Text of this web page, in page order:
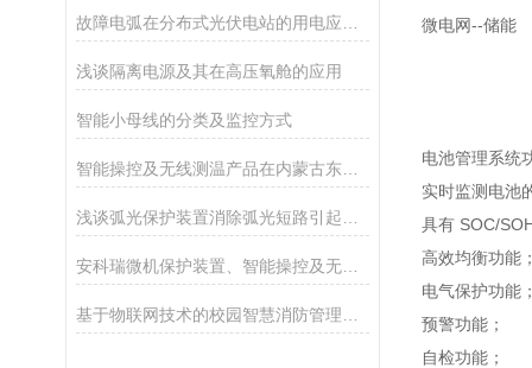
浅谈隔离电源及其在高压氧舱的应用
智能小母线的分类及监控方式
安科瑞微机保护装置、智能操控及无线测温等产品在兰州助剂厂新建项目的应用
微电网--储能
电池管理系统
实时监测电池
具有 SOC/
高效均衡功能
电气保护功能
预警功能；
自检功能；